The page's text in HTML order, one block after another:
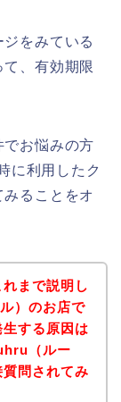
をみている
、有効期限
お悩みの方
に利用したク
ることをオ
まで説明し
）のお店で
する原因は
（ルー
問されてみ